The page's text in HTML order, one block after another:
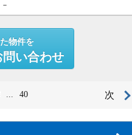
物件を
い合わせ
... 40 次